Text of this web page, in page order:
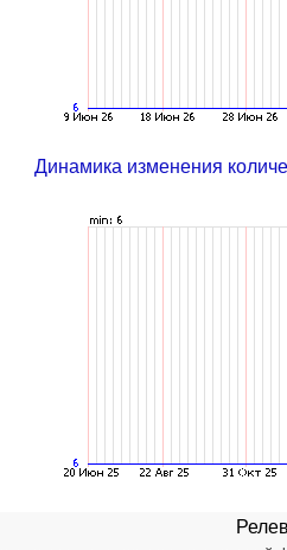
Динамика изменения